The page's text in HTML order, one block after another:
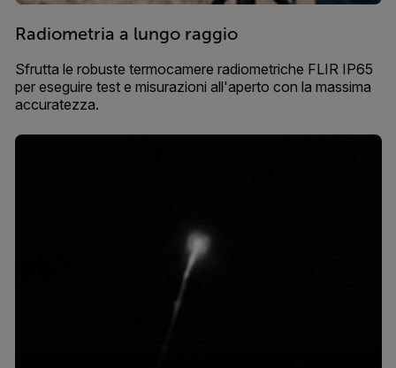
Radiometria a lungo raggio
Sfrutta le robuste termocamere radiometriche FLIR IP65
per eseguire test e misurazioni all'aperto con la massima
accuratezza.